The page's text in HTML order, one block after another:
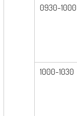
0930-1000
1000-1030